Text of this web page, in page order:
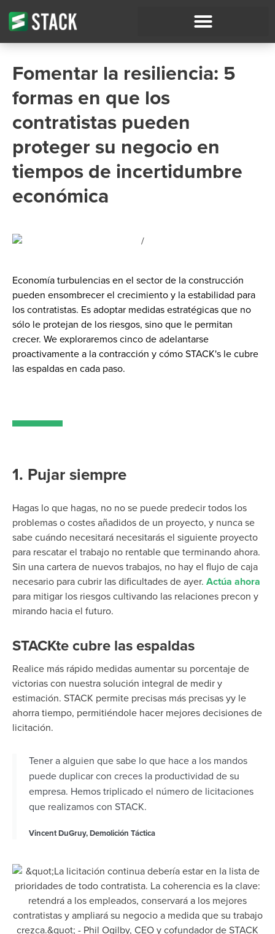
Fomentar la resiliencia: 5
formas en que los
contratistas pueden
proteger su negocio en
tiempos de incertidumbre
económica
Economía turbulencias en el sector de la construcción
pueden ensombrecer el crecimiento y la estabilidad para
los contratistas. Es adoptar medidas estratégicas que no
sólo le protejan de los riesgos, sino que le permitan
crecer. We exploraremos cinco de adelantarse
proactivamente a la contracción y cómo STACK's le cubre
las espaldas en cada paso.
1. Pujar siempre
Hagas lo que hagas, no no se puede predecir todos los
problemas o costes añadidos de un proyecto, y nunca se
sabe cuándo necesitará necesitarás el siguiente proyecto
para rescatar el trabajo no rentable que terminando ahora.
Sin una cartera de nuevos trabajos, no hay el flujo de caja
necesario para cubrir las dificultades de ayer. Actúa ahora
para mitigar los riesgos cultivando las relaciones precon y
mirando hacia el futuro.
STACKte cubre las espaldas
Realice más rápido medidas aumentar su porcentaje de
victorias con nuestra solución integral de medir y
estimación. STACK permite precisas más precisas yy le
ahorra tiempo, permitiéndole hacer mejores decisiones de
licitación.
Tener a alguien que sabe lo que hace a los mandos
puede duplicar con creces la productividad de su
empresa. Hemos triplicado el número de licitaciones
que realizamos con STACK.
Vincent DuGruy, Demolición Táctica